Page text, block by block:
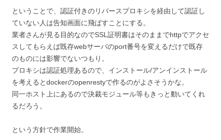
ということで、認証付きのリバースプロキシを経由して認証し
ていない人は告知画面に飛ばすことにする。
業者さんが見る目的なのでSSL証明書はそのままでhttpでアクセ
スしてもらえば既存webサーバのport番号を変えるだけで既存
のものには影響でないつもり。
プロキシは認証処理あるので、インストール/アンインストール
を考えるとdockerのopenrestyで作るのがよさそうかな。
同一ホスト上にあるので決裁モジュール等もきっと動いてくれ
るだろう。
という方針で作業開始。